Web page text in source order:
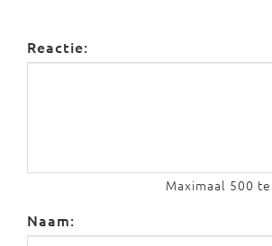
Reactie:
Maximaal 500
Naam: